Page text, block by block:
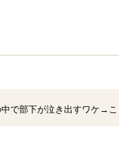
で部下が泣き出すワケ→こ